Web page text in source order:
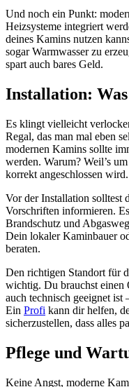
Und noch ein Punkt:
Heizsysteme integriert
deines Kamins nutzen
sogar Warmwasser zu
spart auch bares Geld.
Installation: Was
Es klingt vielleicht
Regal, das man mal eben
modernen Kamins sollte
werden. Warum? Weil’s
korrekt angeschlossen wird.
Vor der Installation solltest
Vorschriften informieren.
Brandschutz und
Dein lokaler Kaminbauer
beraten.
Den richtigen Standort für
wichtig. Du brauchst einen
auch technisch geeignet
Ein Profi kann dir helfen,
sicherzustellen, dass alles
Pflege und
Keine Angst, moderne